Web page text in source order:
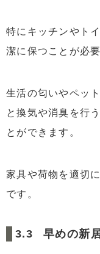
特にキッチンやト
潔に保つことが必要
生活の匂いやペッ
と換気や消臭を行
とができます。
家具や荷物を適切
です。
早めの新